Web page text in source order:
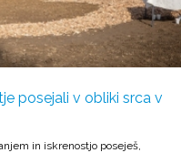
posejali v obliki srca v
in iskrenostjo poseješ,